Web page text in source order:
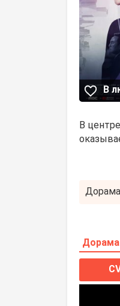
В
В
Дорама
Дорама